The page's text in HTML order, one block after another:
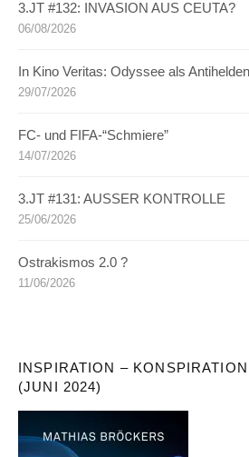
3.JT #132: INVASION AUS CEUTA?
06/08/2026
In Kino Veritas: Odyssee als
29/07/2026
FC- und FIFA-“Schmiere”
14/07/2026
3.JT #131: AUSSER KONTROLLE
25/06/2026
Ostrakismos 2.0 ?
11/06/2026
INSPIRATION –
(JUNI 2024)